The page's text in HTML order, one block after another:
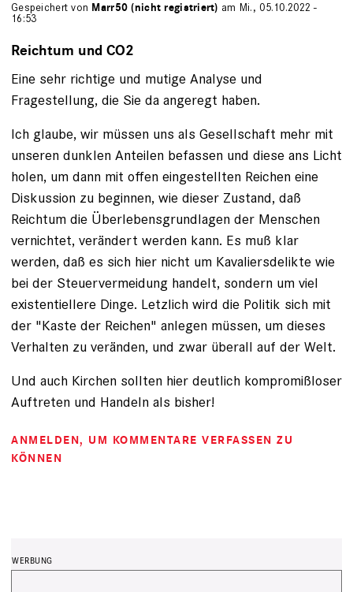
Gespeichert von Marr50 (nicht registriert) am Mi., 05.10.2022 -
16:53
Reichtum und CO2
Eine sehr richtige und mutige Analyse und
Fragestellung, die Sie da angeregt haben.
Ich glaube, wir müssen uns als Gesellschaft mehr mit
unseren dunklen Anteilen befassen und diese ans Licht
holen, um dann mit offen eingestellten Reichen eine
Diskussion zu beginnen, wie dieser Zustand, daß
Reichtum die Überlebensgrundlagen der Menschen
vernichtet, verändert werden kann. Es muß klar
werden, daß es sich hier nicht um Kavaliersdelikte wie
bei der Steuervermeidung handelt, sondern um viel
existentiellere Dinge. Letzlich wird die Politik sich mit
der "Kaste der Reichen" anlegen müssen, um dieses
Verhalten zu veränden, und zwar überall auf der Welt.
Und auch Kirchen sollten hier deutlich kompromißloser
Auftreten und Handeln als bisher!
ANMELDEN, UM KOMMENTARE VERFASSEN ZU
KÖNNEN